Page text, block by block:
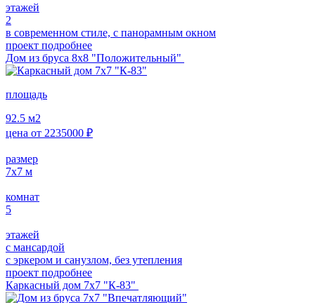
этажей
2
в современном стиле, с панорамным окном
проект подробнее
Дом из бруса 8х8 "Положительный"
площадь
92.5 м2
цена от 2235000 ₽
размер
7х7 м
комнат
5
этажей
с мансардой
с эркером и санузлом, без утепления
проект подробнее
Каркасный дом 7х7 "К-83"